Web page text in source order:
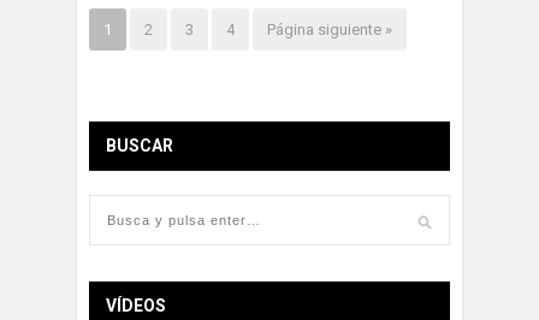
1 2 3 4 Página siguiente »
BUSCAR
VÍDEOS